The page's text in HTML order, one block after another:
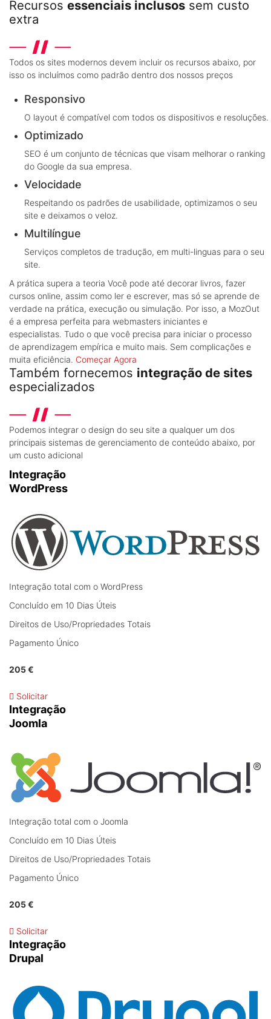
Recursos essenciais inclusos sem custo
extra
Todos os sites modernos devem incluir os recursos abaixo, por
isso os incluímos como padrão dentro dos nossos preços
Responsivo
O layout é compatível com todos os dispositivos e resoluções.
Optimizado
SEO é um conjunto de técnicas que visam melhorar o ranking
do Google da sua empresa.
Velocidade
Respeitando os padrões de usabilidade, optimizamos o seu
site e deixamos o veloz.
Multilíngue
Serviços completos de tradução, em multi-linguas para o seu
site.
A prática supera a teoria Você pode até decorar livros, fazer
cursos online, assim como ler e escrever, mas só se aprende de
verdade na prática, execução ou simulação. Por isso, a MozOut
é a empresa perfeita para webmasters iniciantes e
especialistas. Tudo o que você precisa para iniciar o processo
de aprendizagem empírica e muito mais. Sem complicações e
muita eficiência. Começar Agora
Também fornecemos integração de sites
especializados
Podemos integrar o design do seu site a qualquer um dos
principais sistemas de gerenciamento de conteúdo abaixo, por
um custo adicional
Integração
WordPress
Integração total com o WordPress
Concluído em 10 Dias Úteis
Direitos de Uso/Propriedades Totais
Pagamento Único
205 €
Solicitar
Integração
Joomla
Integração total com o Joomla
Concluído em 10 Dias Úteis
Direitos de Uso/Propriedades Totais
Pagamento Único
205 €
Solicitar
Integração
Drupal